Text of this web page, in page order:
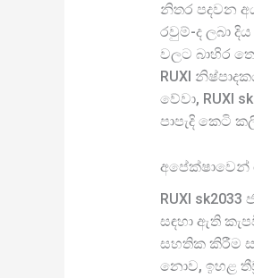
නිතර පදවන
රවුම්-ද ලබා
වලට බාහිර
RUXI
වේවා, RUXI
පාපැදි කෙටි
අපේක්ෂාවෙන්
RUXI
සඳහා ඇති
සහතික කිරීම
නොව, ඉහළ